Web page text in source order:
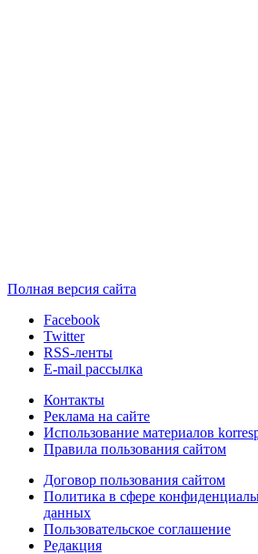
Полная версия сайта
Facebook
Twitter
RSS-ленты
E-mail рассылка
Контакты
Реклама на сайте
Использование материалов
Правила пользования сайтом
Договор пользования сайтом
Политика в сфере
данных
Пользовательское соглашение
Редакция